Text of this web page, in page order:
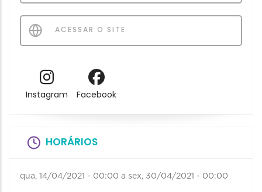
ACESSAR O SITE
Instagram Facebook
HORÁRIOS
qua, 14/04/2021 - 00:00 a sex, 30/04/2021 - 00:00